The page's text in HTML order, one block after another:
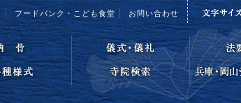
お問い合わせ
フードバンク・こども食堂